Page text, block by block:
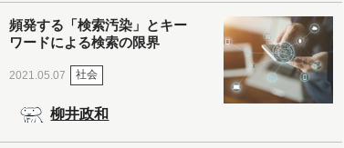
頻発する「検索汚染」とキー
ワードによる検索の限界
2021.05.07 社会
柳井政和